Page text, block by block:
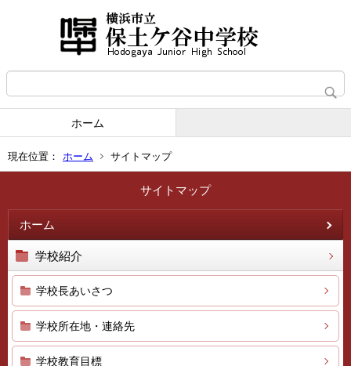
ホーム
現在位置： ホーム サイトマップ
サイトマップ
ホーム
学校紹介
学校長あいさつ
学校所在地・連絡先
学校教育目標